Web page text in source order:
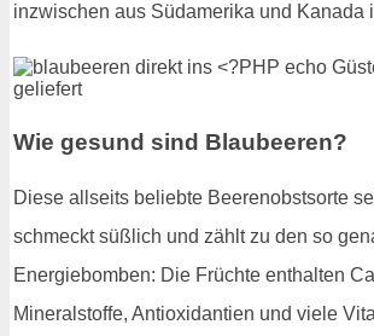
inzwischen aus Südamerika und Kanada
Wie gesund sind Blaubeeren?
Diese allseits beliebte Beerenobstsorte
schmeckt süßlich und zählt zu den so
Energiebomben: Die Früchte enthalten
Mineralstoffe, Antioxidantien und viele